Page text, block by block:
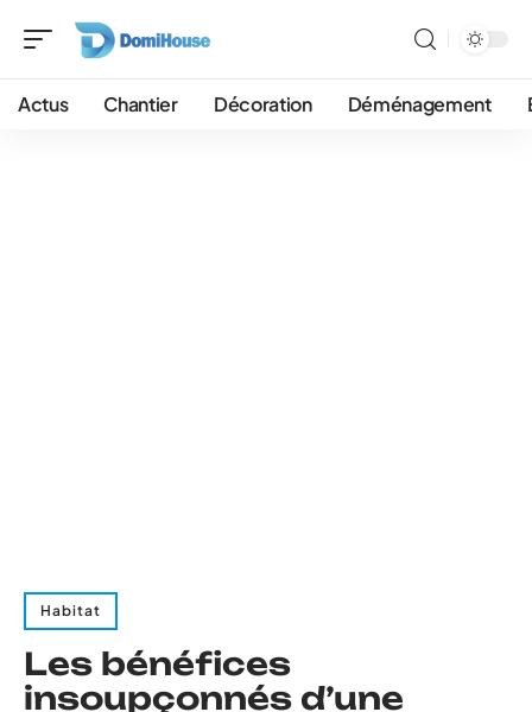
Actus Chantier Décoration Déménagement
Habitat
Les bénéfices
insoupçonnés d’une